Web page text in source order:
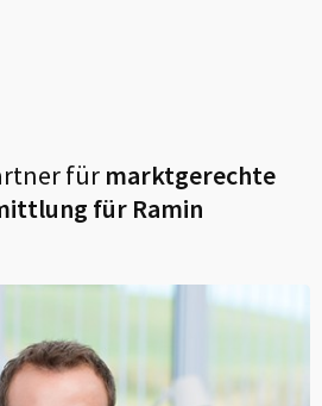
fürmarktgerechte
für Ramin